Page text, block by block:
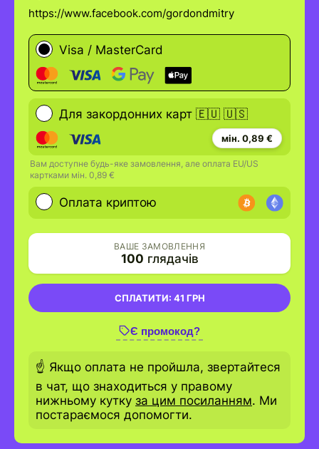
https://www.facebook.com/gordondmitry
Visa / MasterCard
Для закордонних карт 🇪🇺 🇺🇸
мін. 0,89 €
Вам доступне будь-яке замовлення, але оплата EU/US
картками мін. 0,89 €
Оплата криптою
ВАШЕ ЗАМОВЛЕННЯ
100 глядачів
СПЛАТИТИ: 41 ГРН
Є промокод?
☝️ Якщо оплата не пройшла, звертайтеся
в чат, що знаходиться у правому
нижньому кутку за цим посиланням. Ми
постараємося допомогти.